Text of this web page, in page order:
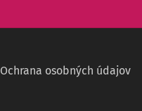
Ochrana osobných údajov